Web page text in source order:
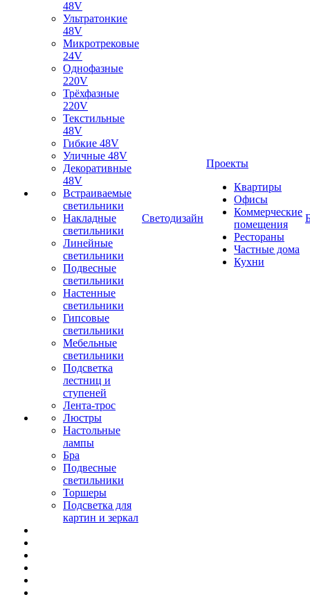
48V
Ультратонкие
48V
Микротрековые
24V
Однофазные
220V
Трёхфазные
220V
Текстильные
48V
Гибкие 48V
Уличные 48V
Декоративные
48V
Встраиваемые
светильники
Накладные
светильники
Линейные
светильники
Подвесные
светильники
Настенные
светильники
Гипсовые
светильники
Мебельные
светильники
Подсветка
лестниц и
ступеней
Лента-трос
Люстры
Настольные
лампы
Бра
Подвесные
светильники
Торшеры
Подсветка для
картин и зеркал
Светодизайн
Проекты
Квартиры
Офисы
Коммерческие
помещения
Рестораны
Частные дома
Кухни